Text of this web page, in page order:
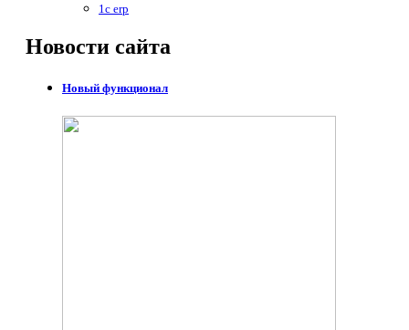
1с erp
Новости сайта
Новый функционал